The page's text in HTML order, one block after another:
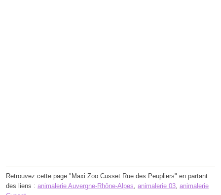
Retrouvez cette page "Maxi Zoo Cusset Rue des Peupliers" en partant
des liens : animalerie Auvergne-Rhône-Alpes, animalerie 03, animalerie